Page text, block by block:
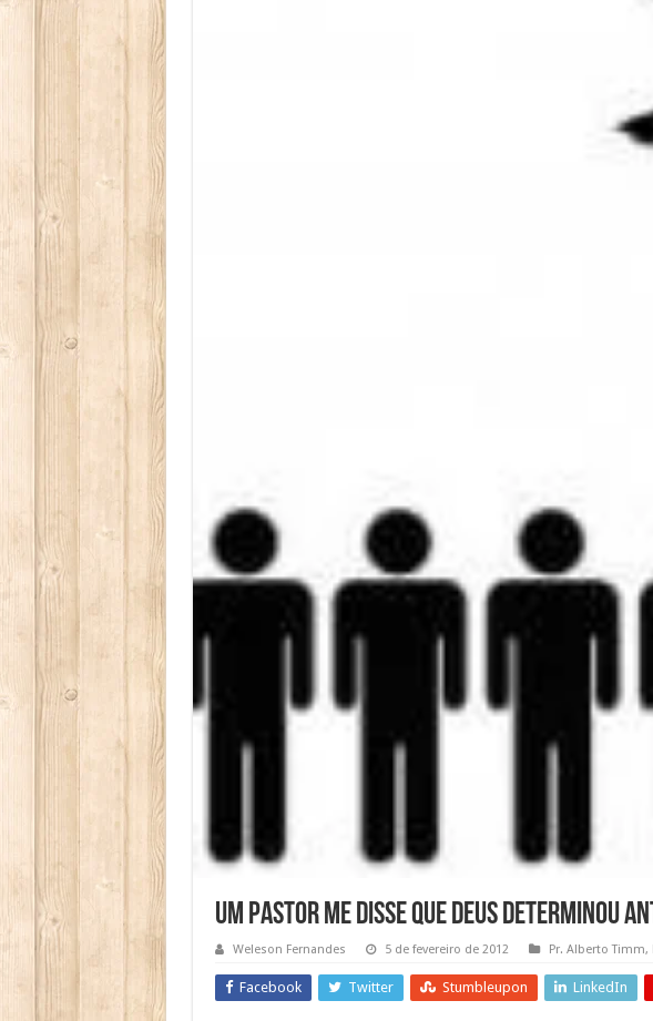
Um pastor me disse que Deus determinou
Weleson Fernandes 5 de fevereiro de 2012 Pr. Alberto Timm,
Facebook Twitter Stumbleupon LinkedIn